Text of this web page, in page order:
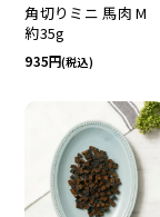
角切りミニ 馬肉 M
約35g
935 (税込)